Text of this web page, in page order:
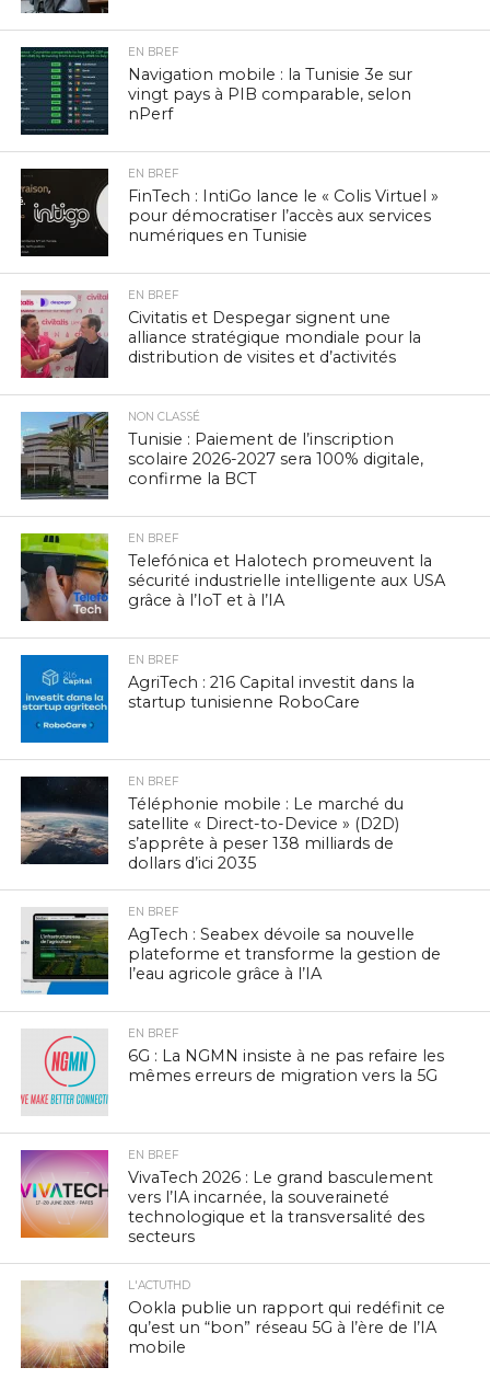
EN BREF
Navigation mobile : la Tunisie 3e sur
vingt pays à PIB comparable, selon
nPerf
EN BREF
FinTech : IntiGo lance le « Colis Virtuel »
pour démocratiser l’accès aux services
numériques en Tunisie
EN BREF
Civitatis et Despegar signent une
alliance stratégique mondiale pour la
distribution de visites et d’activités
NON CLASSÉ
Tunisie : Paiement de l’inscription
scolaire 2026-2027 sera 100% digitale,
confirme la BCT
EN BREF
Telefónica et Halotech promeuvent la
sécurité industrielle intelligente aux USA
grâce à l’IoT et à l’IA
EN BREF
AgriTech : 216 Capital investit dans la
startup tunisienne RoboCare
EN BREF
Téléphonie mobile : Le marché du
satellite « Direct-to-Device » (D2D)
s’apprête à peser 138 milliards de
dollars d’ici 2035
EN BREF
AgTech : Seabex dévoile sa nouvelle
plateforme et transforme la gestion de
l’eau agricole grâce à l’IA
EN BREF
6G : La NGMN insiste à ne pas refaire les
mêmes erreurs de migration vers la 5G
EN BREF
VivaTech 2026 : Le grand basculement
vers l’IA incarnée, la souveraineté
technologique et la transversalité des
secteurs
L'ACTUTHD
Ookla publie un rapport qui redéfinit ce
qu’est un “bon” réseau 5G à l’ère de l’IA
mobile